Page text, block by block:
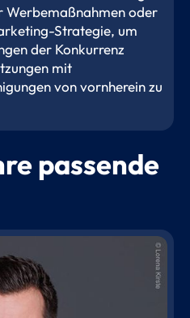
Werbemaßnahmen oder
Strategie, um
der Konkurrenz
mit
von vornherein zu
passende